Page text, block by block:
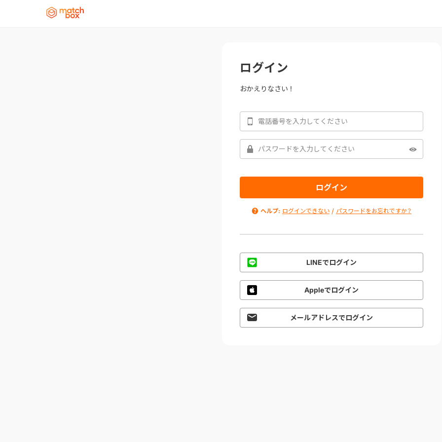
ログイン
おかえりなさい !
ヘルプ: ログインできない / パスワードをお忘れですか？
LINEでログイン
Appleでログイン
メールアドレスでログイン